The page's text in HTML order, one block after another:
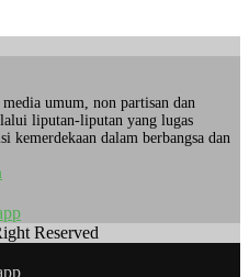
umum, non partisan dan
liputan-liputan yang lugas
kemerdekaan dalam berbangsa dan
Reserved